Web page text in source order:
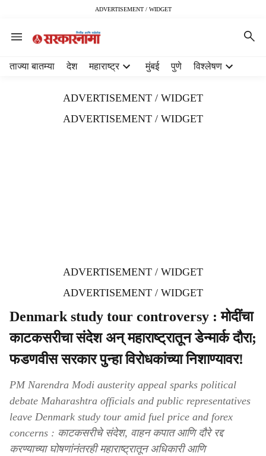
ADVERTISEMENT / WIDGET
ताज्या बातम्या देश महाराष्ट्र मुंबई पुणे विश्लेषण
ADVERTISEMENT / WIDGET
ADVERTISEMENT / WIDGET
ADVERTISEMENT / WIDGET
ADVERTISEMENT / WIDGET
Denmark study tour controversy : मोदींचा
काटकसरीचा संदेश अन् महाराष्ट्रातून डेन्मार्क दौरा;
फडणवीस सरकार पुन्हा विरोधकांच्या निशाण्यावर!
PM Narendra Modi austerity appeal sparks political
debate Maharashtra officials and public representatives
leave Denmark study tour amid fuel price and forex
concerns : काटकसरीचे संदेश, वाहन कपात आणि दौरे रद्द
करण्याच्या घोषणांनंतरही महाराष्ट्रातून अधिकारी आणि